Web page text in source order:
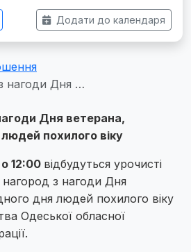
Додати до календаря
нагоди Дня …
Дня ветерана,
похилого віку
12:00 відбудуться урочисті
з нагоди Дня
дня людей похилого віку
Одеської обласної